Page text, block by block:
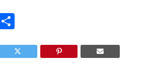
Share